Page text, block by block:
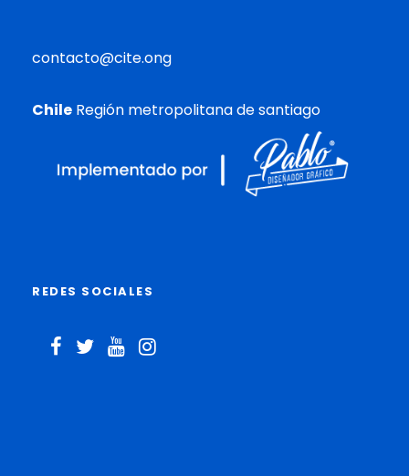
contacto@cite.ong
Chile Región metropolitana de santiago
REDES SOCIALES